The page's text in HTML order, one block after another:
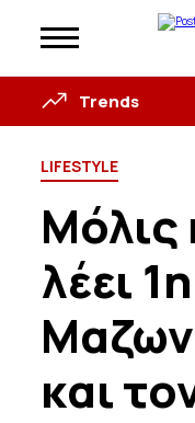
Trends
LIFESTYLE
λέει
και